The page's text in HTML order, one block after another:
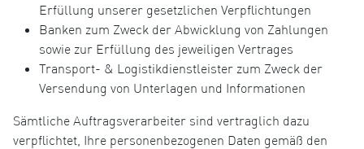
Erfüllung unserer gesetzlichen Verpflichtungen
Banken zum Zweck der Abwicklung von Zahlungen
sowie zur Erfüllung des jeweiligen Vertrages
Transport- & Logistikdienstleister zum Zweck der
Versendung von Unterlagen und Informationen
Sämtliche Auftragsverarbeiter sind vertraglich dazu
verpflichtet, Ihre personenbezogenen Daten gemäß den